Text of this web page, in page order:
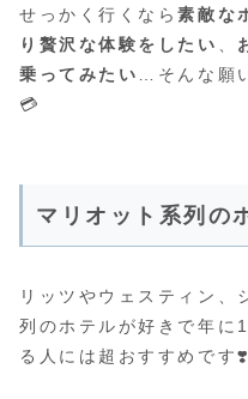
せっかく行くなら素敵な
り贅沢な体験をしたい
乗ってみたい
…そんな願
💳
マリオット系列の
リッツやウェスティン、
列のホテルが好きで年に
る人には超おすすめです❣️